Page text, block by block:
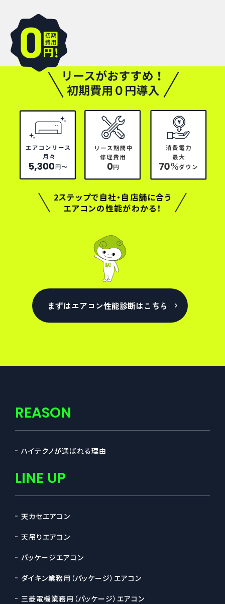
2ステップで自社・自店舗に合う
エアコンの性能がわかる！
まずはエアコン性能診断はこちら
REASON
ハイテクノが選ばれる理由
LINE UP
天カセエアコン
天吊りエアコン
パッケージエアコン
ダイキン業務用（パッケージ）エアコン
三菱電機業務用（パッケージ）エアコン